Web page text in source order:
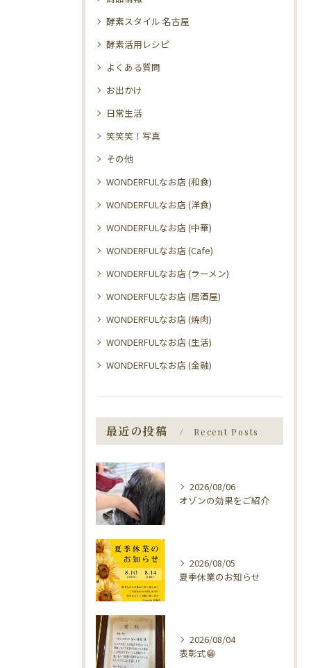
酵素スタイル 名古屋
酵素活用レシピ
よくある質問
お出かけ
日常生活
笑笑笑！写真
その他
WONDERFULなお店 (和食)
WONDERFULなお店 (洋食)
WONDERFULなお店 (中華)
WONDERFULなお店 (Cafe)
WONDERFULなお店 (ラーメン)
WONDERFULなお店 (居酒屋)
WONDERFULなお店 (焼肉)
WONDERFULなお店 (生活)
WONDERFULなお店 (金融)
最近の投稿 Recent Posts
2026/08/06
オゾンの効果をご紹介
2026/08/05
夏季休業のお知らせ
2026/08/04
表彰式😁